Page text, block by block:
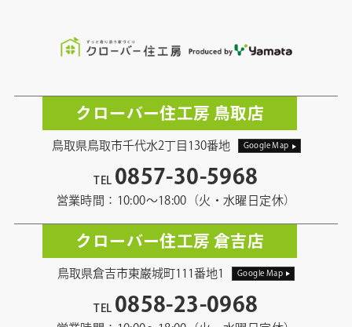
クローバー住工房 鳥取店
鳥取県鳥取市千代水2丁目130番地 Google Map
TEL 0857-30-5968
営業時間：10:00〜18:00（火・水曜日定休）
クローバー住工房 倉吉店
鳥取県倉吉市東巌城町111番地1 Google Map
TEL 0858-23-0968